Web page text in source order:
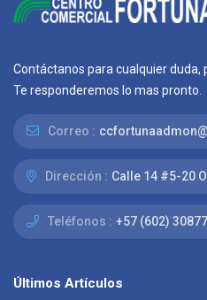
Contáctanos para cualquier duda,
Te responderemos lo mas pronto.
Correo :
Dirección : Calle 14 #5-20
Teléfonos : +57 (602)
Últimos Artículos